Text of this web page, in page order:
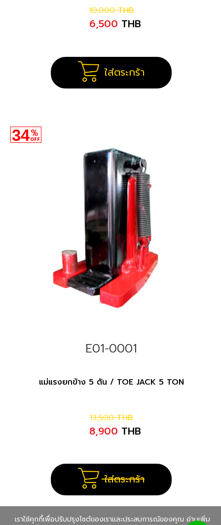
10,000 THB
6,500 THB
ใส่ตระกร้า
34%
OFF
E01-0001
แม่แรงยกข้าง 5 ตัน / TOE JACK 5 TON
13,500 THB
8,900 THB
ใส่ตระกร้า
เราใช้คุกกี้เพื่อปรับปรุงไซต์ของเราและประสบการณ์ของคุณ อ่านเพิ่ม